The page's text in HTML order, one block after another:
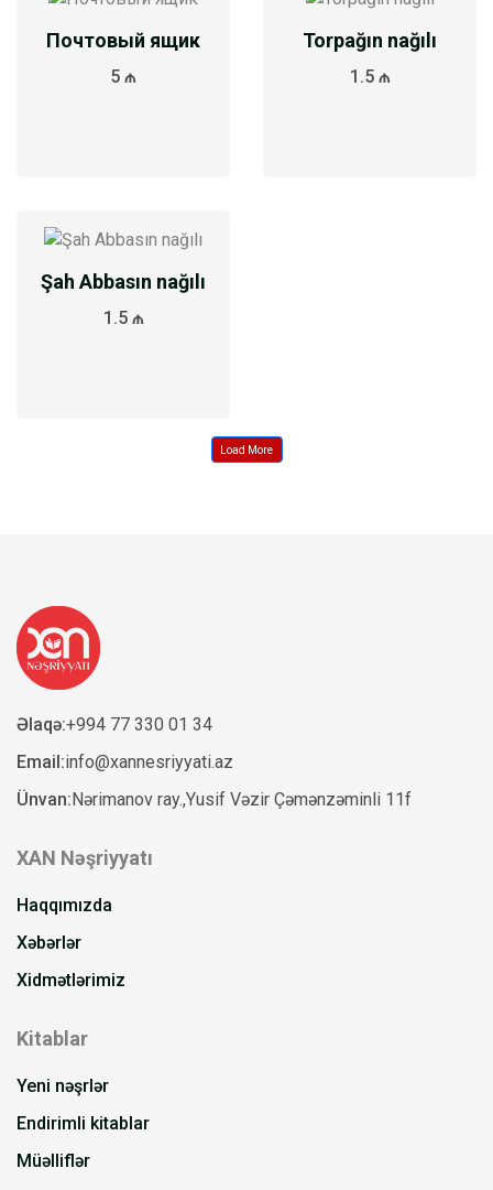
Почтовый ящик
5 ₼
Torpağın nağılı
1.5 ₼
Şah Abbasın nağılı
1.5 ₼
Load More
Əlaqə:+994 77 330 01 34
Email:info@xannesriyyati.az
Ünvan: Nərimanov ray.,Yusif Vəzir Çəmənzəminli 11f
XAN Nəşriyyatı
Haqqımızda
Xəbərlər
Xidmətlərimiz
Kitablar
Yeni nəşrlər
Endirimli kitablar
Müəlliflər